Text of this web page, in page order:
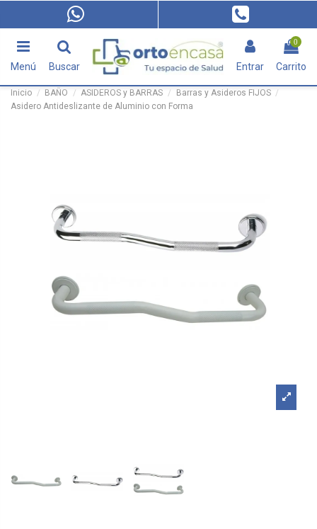
Menú Buscar Entrar
0
Carrito
Inicio BAÑO ASIDEROS y BARRAS
Barras y Asideros FIJOS
Asidero Antideslizante de Aluminio con Forma